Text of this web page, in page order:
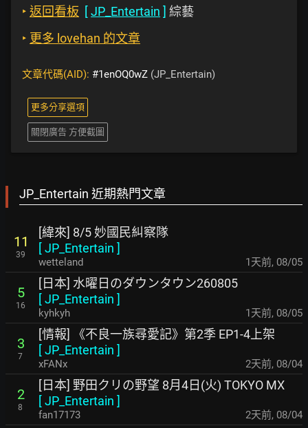
‣ 返回看板 [JP_Entertain ] 綜藝
‣ 更多 lovehan 的文章
文章代碼(AID): #1enOQ0wZ (JP_Entertain)
更多分享選項
關閉廣告 方便截圖
JP_Entertain 近期熱門文章
11
39
[緯來] 8/5 妙國民糾察隊
[JP_Entertain ]
wetteland 1天前, 08/05
5
16
[日本] 水曜日のダウンタウン260805
[JP_Entertain ]
kyhkyh 1天前, 08/05
3
7
[情報] 《不良一族尋愛記》第2季 EP1-4上架
[JP_Entertain ]
xFANx 2天前, 08/04
2
8
[日本] 野田クリの野望 8月4日(火) TOKYO MX
[JP_Entertain ]
fan17173 2天前, 08/04